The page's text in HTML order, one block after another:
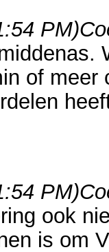
PM)
of meer
PM)
ook
is om